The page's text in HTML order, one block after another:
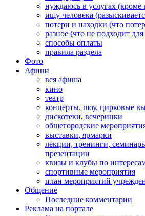
нуждаюсь в услугах (кроме
ищу человека
потери и находки (что
разное (что не подходит
способы оплаты
правила раздела
Фото
Афиша
вся афиша
кино
театр
концерты, шоу, цирковые
дискотеки, вечеринки
общегородские
выставки, ярмарки
лекции, тренинги,
презентации
квизы и клубы по
спортивные мероприятия
план мероприятий
Общение
Последние комментарии
Реклама на портале